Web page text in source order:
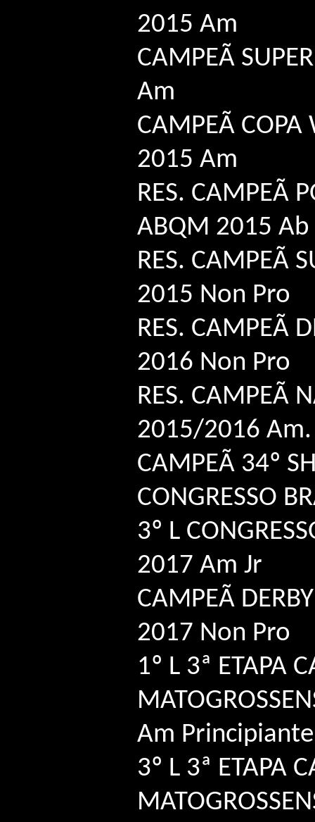
2015 Am
CAMPEÃ
Am
CAMPEÃ COPA
2015 Am
RES. CAMPEÃ
ABQM 2015 Ab
RES. CAMPEÃ
2015 Non Pro
RES. CAMPEÃ
2016 Non Pro
RES. CAMPEÃ
2015/2016 Am.
CAMPEÃ 34º
CONGRESSO
3º L
2017 Am Jr
CAMPEÃ
2017 Non Pro
1º L 3ª ETAPA
Am Principiante
3º L 3ª ETAPA